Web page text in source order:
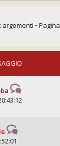
argomenti • Pagina